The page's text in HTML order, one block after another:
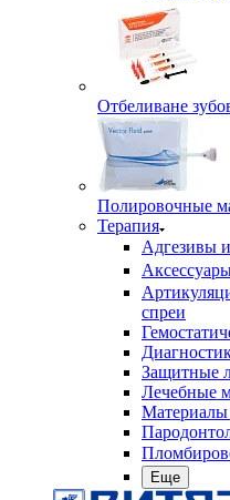
Отбеливане
Полировочные
Терапия
Адгезивы
спреи
Защитные
Лечебные
Материалы
Еще